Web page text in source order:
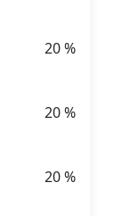
20%
20%
20%